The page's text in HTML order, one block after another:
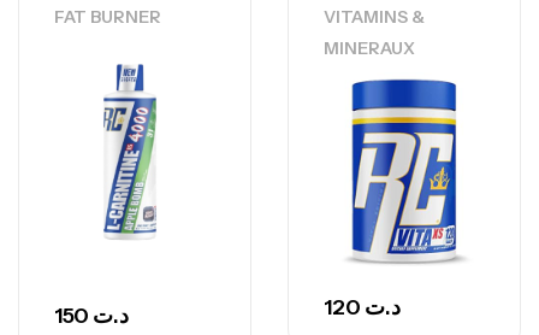
FAT BURNER
د.ت
VITAMINS &
MINERAUX
د.ت